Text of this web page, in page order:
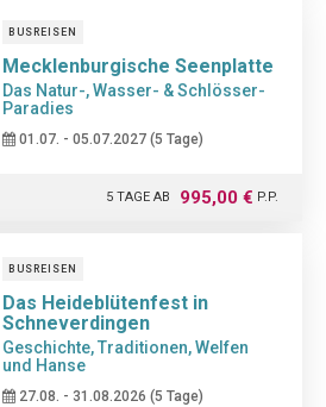
BUSREISEN
Mecklenburgische Seenplatte
Das Natur-, Wasser- & Schlösser-
Paradies
01.07. - 05.07.2027 (5 Tage)
5 TAGE AB 995,00 € P.P.
BUSREISEN
Das Heideblütenfest in
Schneverdingen
Geschichte, Traditionen, Welfen
und Hanse
27.08. - 31.08.2026 (5 Tage)